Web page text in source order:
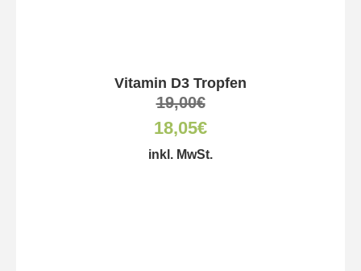
Vitamin D3 Tropfen
19,00€
18,05€
inkl. MwSt.